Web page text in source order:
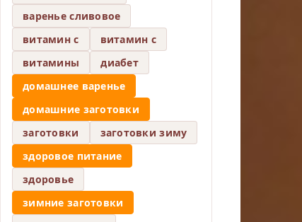
варенье сливовое
витамин c
витамин с
витамины
диабет
домашнее варенье
домашние заготовки
заготовки
заготовки зиму
здоровое питание
здоровье
зимние заготовки